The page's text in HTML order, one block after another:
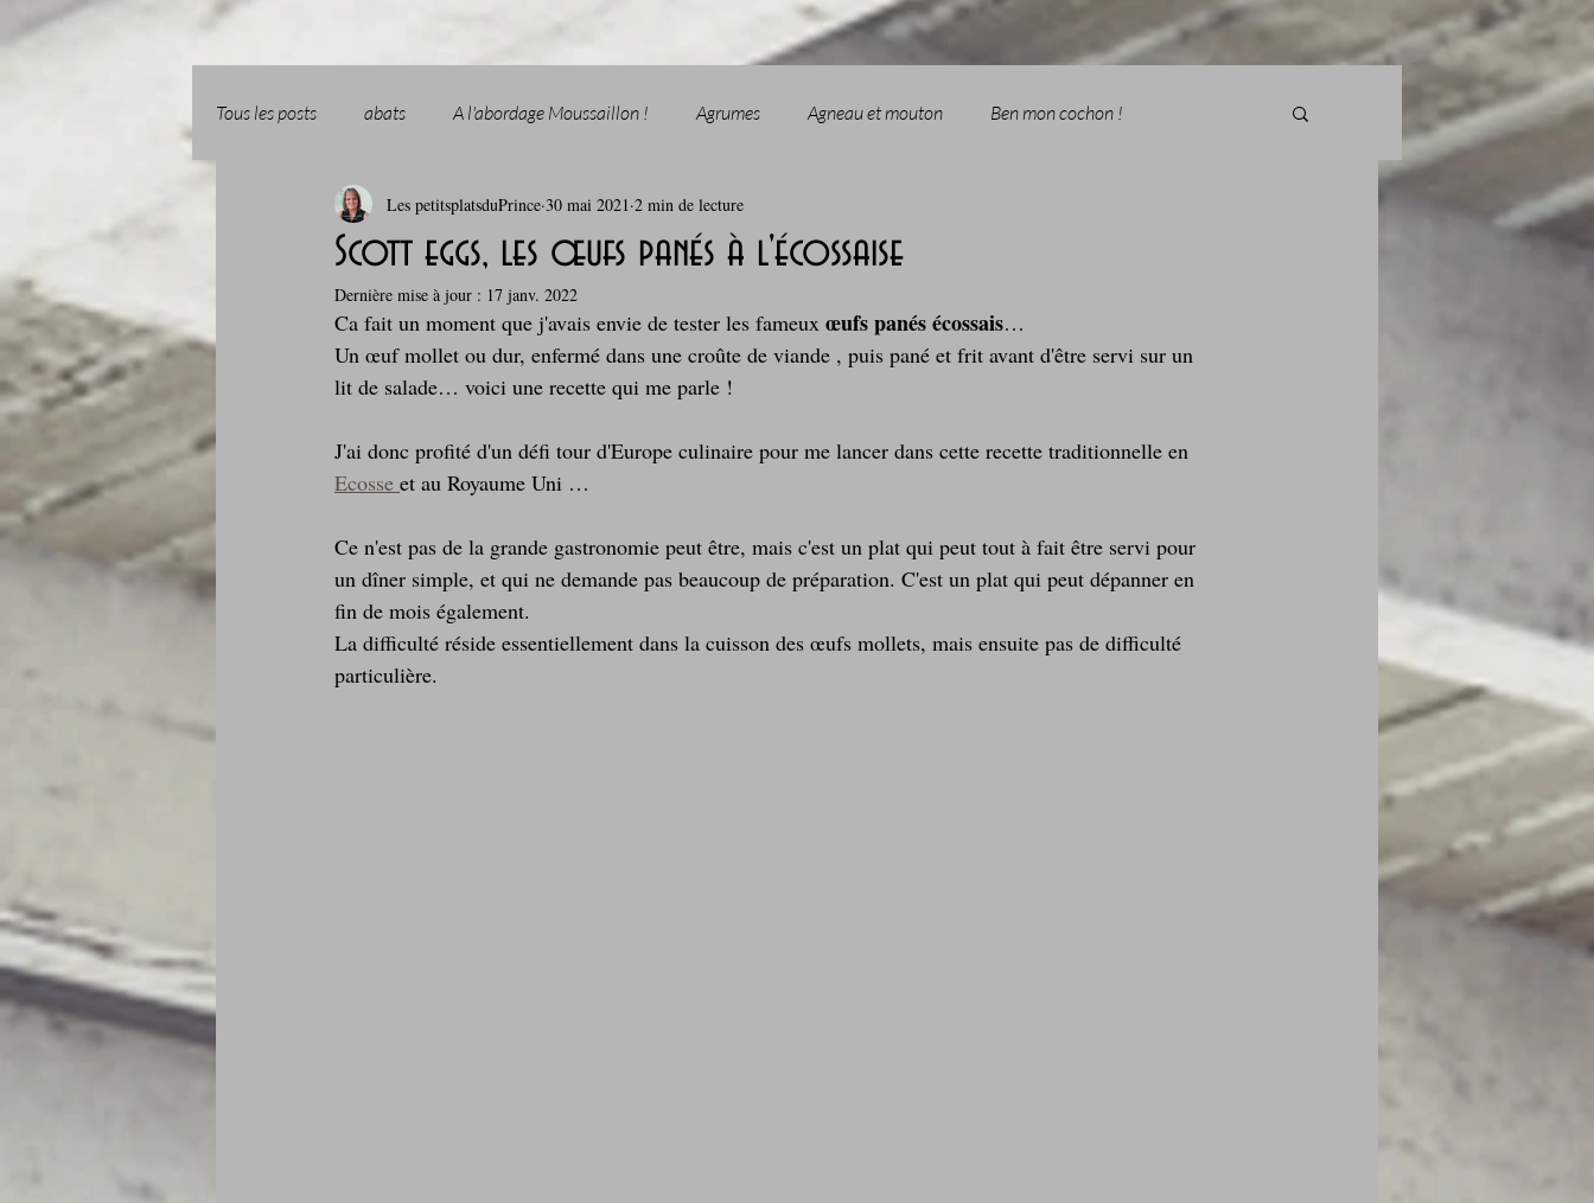
Tous les posts abats A l'abordage Moussaillon ! Agrumes Agneau et mouton Ben mon cochon !
Boissons et cocktails Boulangerie Breakfast c'est la rentrée !
Comfort food, les recettes doudou Coquillages et crustacés
Cuisine du Camping Déjeuner sur l'herbe Desserts - glaces - pâtisserie
Fondus de chocolat fruits à coque
Glaces, sorbets, desserts glacés Grillades, barbecues et plancha Healthy, léger, ou végétarien i Love Tomate !
Je mange au bureau : gamelle, bento
Scott eggs, les œufs panés à l'écossaise
Les petitsplatsduPrince 30 mai 2021 2 min de lecture
Dernière mise à jour : 17 janv. 2022
Ca fait un moment que j'avais envie de tester les fameux œufs panés écossais…
Un œuf mollet ou dur, enfermé dans une croûte de viande , puis pané et frit avant d'être servi sur un
lit de salade… voici une recette qui me parle !
J'ai donc profité d'un défi tour d'Europe culinaire pour me lancer dans cette recette traditionnelle en
Ecosse et au Royaume Uni …
Ce n'est pas de la grande gastronomie peut être, mais c'est un plat qui peut tout à fait être servi pour
un dîner simple, et qui ne demande pas beaucoup de préparation. C'est un plat qui peut dépanner en
fin de mois également.
La difficulté réside essentiellement dans la cuisson des œufs mollets, mais ensuite pas de difficulté
particulière.